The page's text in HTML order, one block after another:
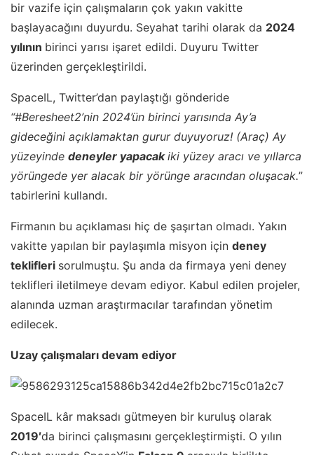
bir vazife için çalışmaların çok yakın vakitte
başlayacağını duyurdu. Seyahat tarihi olarak da 2024
yılının birinci yarısı işaret edildi. Duyuru Twitter
üzerinden gerçekleştirildi.
SpaceIL, Twitter’dan paylaştığı gönderide
“#Beresheet2’nin 2024’ün birinci yarısında Ay’a
gideceğini açıklamaktan gurur duyuyoruz! (Araç) Ay
yüzeyinde deneyler yapacakiki yüzey aracı ve yıllarca
yörüngede yer alacak bir yörünge aracından oluşacak.”
tabirlerini kullandı.
Firmanın bu açıklaması hiç de şaşırtan olmadı. Yakın
vakitte yapılan bir paylaşımla misyon için deney
teklifleri sorulmuştu. Şu anda da firmaya yeni deney
teklifleri iletilmeye devam ediyor. Kabul edilen projeler,
alanında uzman araştırmacılar tarafından yönetim
edilecek.
Uzay çalışmaları devam ediyor
SpaceIL kâr maksadı gütmeyen bir kuruluş olarak
2019′da birinci çalışmasını gerçekleştirmişti. O yılın